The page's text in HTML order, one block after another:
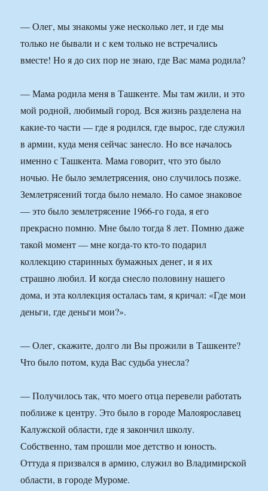
— Олег, мы знакомы уже несколько лет, и где мы
только не бывали и с кем только не встречались
вместе! Но я до сих пор не знаю, где Вас мама родила?
— Мама родила меня в Ташкенте. Мы там жили, и это
мой родной, любимый город. Вся жизнь разделена на
какие-то части — где я родился, где вырос, где служил
в армии, куда меня сейчас занесло. Но все началось
именно с Ташкента. Мама говорит, что это было
ночью. Не было землетрясения, оно случилось позже.
Землетрясений тогда было немало. Но самое знаковое
— это было землетрясение 1966-го года, я его
прекрасно помню. Мне было тогда 8 лет. Помню даже
такой момент — мне когда-то кто-то подарил
коллекцию старинных бумажных денег, и я их
страшно любил. И когда снесло половину нашего
дома, и эта коллекция осталась там, я кричал: «Где мои
деньги, где деньги мои?».
— Олег, скажите, долго ли Вы прожили в Ташкенте?
Что было потом, куда Вас судьба унесла?
— Получилось так, что моего отца перевели работать
поближе к центру. Это было в городе Малоярославец
Калужской области, где я закончил школу.
Собственно, там прошли мое детство и юность.
Оттуда я призвался в армию, служил во Владимирской
области, в городе Муроме.